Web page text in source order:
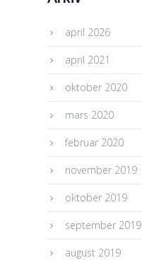
april 2026
april 2021
oktober 2020
mars 2020
februar 2020
november 2019
oktober 2019
september 2019
august 2019